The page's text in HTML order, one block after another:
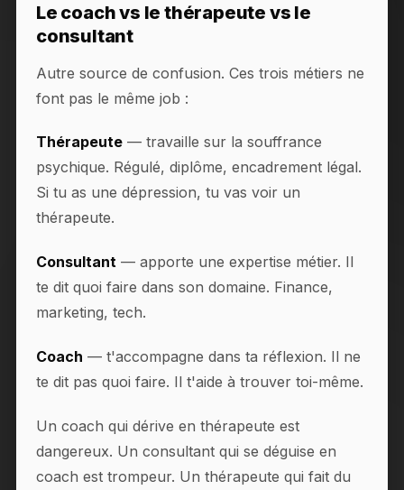
Le coach vs le thérapeute vs le
consultant
Autre source de confusion. Ces trois métiers ne
font pas le même job :
Thérapeute— travaille sur la souffrance
psychique. Régulé, diplôme, encadrement légal.
Si tu as une dépression, tu vas voir un
thérapeute.
Consultant— apporte une expertise métier. Il
te dit quoi faire dans son domaine. Finance,
marketing, tech.
Coach — t'accompagne dans ta réflexion. Il ne
te dit pas quoi faire. Il t'aide à trouver toi-même.
Un coach qui dérive en thérapeute est
dangereux. Un consultant qui se déguise en
coach est trompeur. Un thérapeute qui fait du